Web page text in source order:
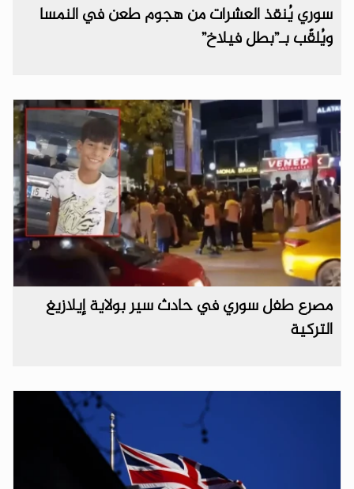
سوري يُنقذ العشرات من هجوم طعن في النمسا
ويُلقّب بـ”بطل فيلاخ”
مصرع طفل سوري في حادث سير بولاية إيلازيغ
التركية